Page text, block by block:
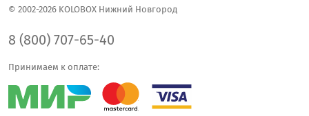
© 2002-2026 KOLOBOX Нижний Новгород
8 (800) 707-65-40
Принимаем к оплате: